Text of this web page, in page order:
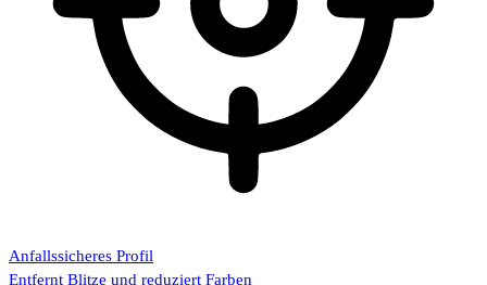
Anfallssicheres Profil
Entfernt Blitze und reduziert Farben